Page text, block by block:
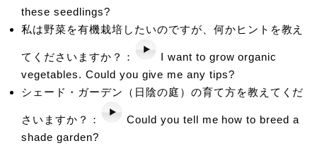
these seedlings?
私は野菜を有機栽培したいのですが、何かヒントを教え
てくださいますか？：
I want to grow organic
vegetables. Could you give me any tips?
シェード・ガーデン（日陰の庭）の育て方を教えてくだ
さいますか？：
Could you tell me how to breed a
shade garden?